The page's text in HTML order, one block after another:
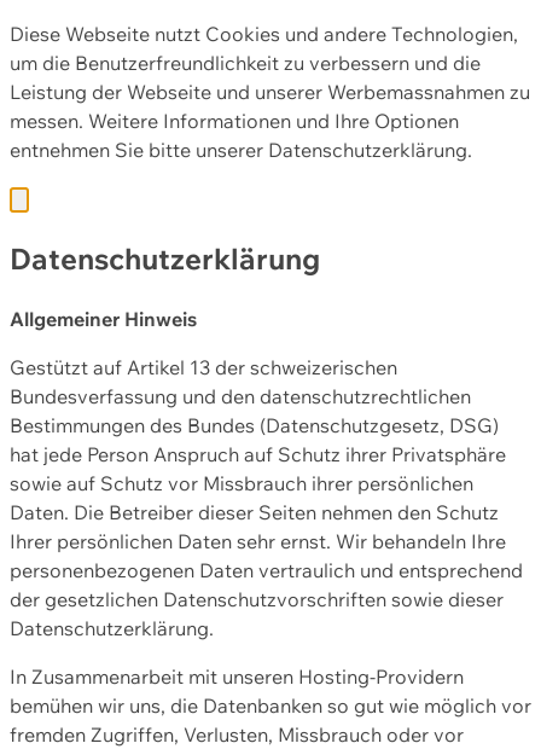
Diese Webseite nutzt Cookies und andere Technologien,
um die Benutzerfreundlichkeit zu verbessern und die
Leistung der Webseite und unserer Werbemassnahmen zu
messen. Weitere Informationen und Ihre Optionen
entnehmen Sie bitte unserer Datenschutzerklärung.
Datenschutzerklärung
Allgemeiner Hinweis
Gestützt auf Artikel 13 der schweizerischen
Bundesverfassung und den datenschutzrechtlichen
Bestimmungen des Bundes (Datenschutzgesetz, DSG)
hat jede Person Anspruch auf Schutz ihrer Privatsphäre
sowie auf Schutz vor Missbrauch ihrer persönlichen
Daten. Die Betreiber dieser Seiten nehmen den Schutz
Ihrer persönlichen Daten sehr ernst. Wir behandeln Ihre
personenbezogenen Daten vertraulich und entsprechend
der gesetzlichen Datenschutzvorschriften sowie dieser
Datenschutzerklärung.
In Zusammenarbeit mit unseren Hosting-Providern
bemühen wir uns, die Datenbanken so gut wie möglich vor
fremden Zugriffen, Verlusten, Missbrauch oder vor